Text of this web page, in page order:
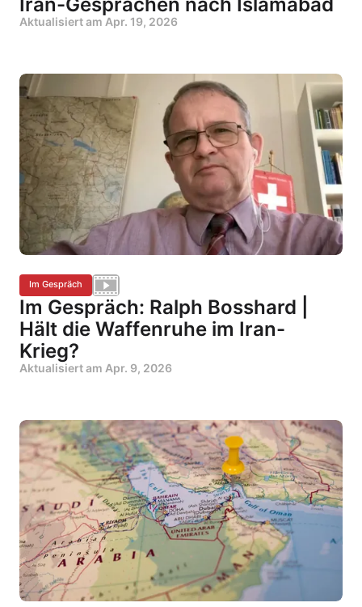
Aktualisiert am Apr. 19, 2026
Im Gespräch
Im Gespräch: Ralph Bosshard |
Hält die Waffenruhe im Iran-
Krieg?
Aktualisiert am Apr. 9, 2026